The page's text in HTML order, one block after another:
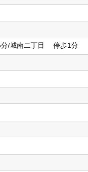
分/城南二丁目 停歩1分